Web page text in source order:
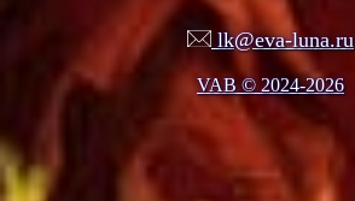
lk@eva-luna.ru
VAB © 2024-2026